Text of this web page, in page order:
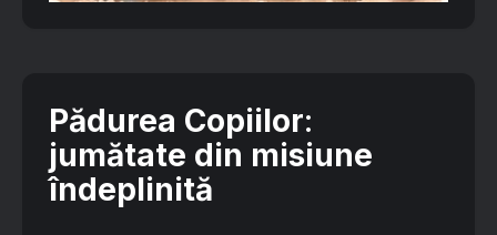
Pădurea Copiilor:
jumătate din misiune
îndeplinită